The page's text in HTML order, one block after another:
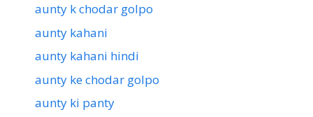
aunty k chodar golpo
aunty kahani
aunty kahani hindi
aunty ke chodar golpo
aunty ki panty